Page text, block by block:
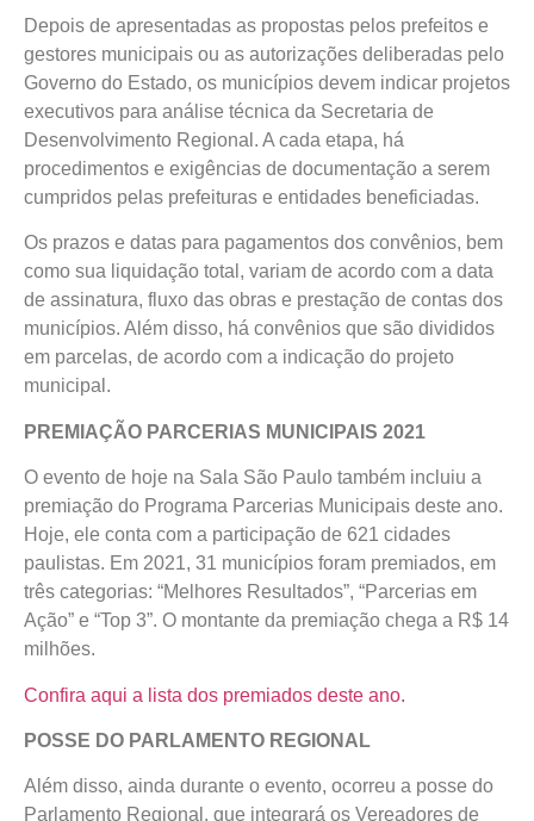
Depois de apresentadas as propostas pelos prefeitos e
gestores municipais ou as autorizações deliberadas pelo
Governo do Estado, os municípios devem indicar projetos
executivos para análise técnica da Secretaria de
Desenvolvimento Regional. A cada etapa, há
procedimentos e exigências de documentação a serem
cumpridos pelas prefeituras e entidades beneficiadas.
Os prazos e datas para pagamentos dos convênios, bem
como sua liquidação total, variam de acordo com a data
de assinatura, fluxo das obras e prestação de contas dos
municípios. Além disso, há convênios que são divididos
em parcelas, de acordo com a indicação do projeto
municipal.
PREMIAÇÃO PARCERIAS MUNICIPAIS 2021
O evento de hoje na Sala São Paulo também incluiu a
premiação do Programa Parcerias Municipais deste ano.
Hoje, ele conta com a participação de 621 cidades
paulistas. Em 2021, 31 municípios foram premiados, em
três categorias: “Melhores Resultados”, “Parcerias em
Ação” e “Top 3”. O montante da premiação chega a R$ 14
milhões.
Confira aqui a lista dos premiados deste ano.
POSSE DO PARLAMENTO REGIONAL
Além disso, ainda durante o evento, ocorreu a posse do
Parlamento Regional, que integrará os Vereadores de